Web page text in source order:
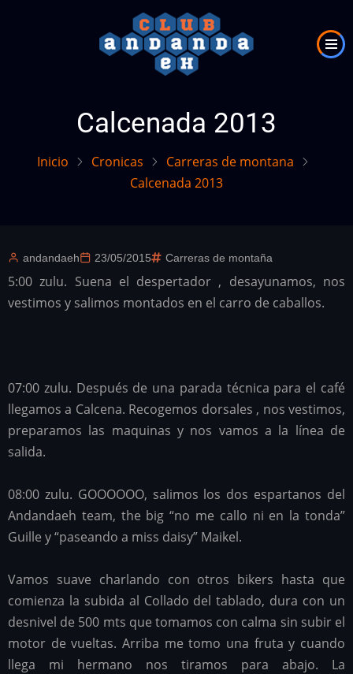
Calcenada 2013
Inicio Cronicas
Carreras de montana
Calcenada 2013
andandaeh 23/05/2015 Carreras de montaña
5:00 zulu. Suena el despertador , desayunamos, nos
vestimos y salimos montados en el carro de caballos.
07:00 zulu. Después de una parada técnica para el café
llegamos a Calcena. Recogemos dorsales , nos vestimos,
preparamos las maquinas y nos vamos a la línea de
salida.
08:00 zulu. GOOOOOO, salimos los dos espartanos del
Andandaeh team, the big “no me callo ni en la tonda”
Guille y “paseando a miss daisy” Maikel.
Vamos suave charlando con otros bikers hasta que
comienza la subida al Collado del tablado, dura con un
desnivel de 500 mts que tomamos con calma sin subir el
motor de vueltas. Arriba me tomo una fruta y cuando
llega mi hermano nos tiramos para abajo. La